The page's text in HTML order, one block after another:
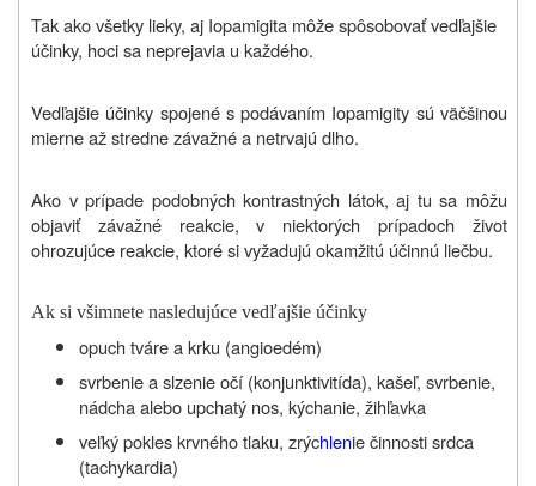
Tak ako všetky lieky, aj Iopamigita môže spôsobovať vedľajšie
účinky, hoci sa neprejavia u každého.
Vedľajšie účinky spojené s podávaním Iopamigity sú väčšinou
mierne až stredne závažné a netrvajú dlho.
Ako v prípade podobných kontrastných látok, aj tu sa môžu
objaviť závažné reakcie, v niektorých prípadoch život
ohrozujúce reakcie, ktoré si vyžadujú okamžitú účinnú liečbu.
Ak si všimnete nasledujúce vedľajšie účinky
opuch tváre a krku (angioedém)
svrbenie a slzenie očí (konjunktivitída), kašeľ, svrbenie,
nádcha alebo upchatý nos, kýchanie, žihľavka
veľký pokles krvného tlaku, zrýchlenie činnosti srdca
(tachykardia)